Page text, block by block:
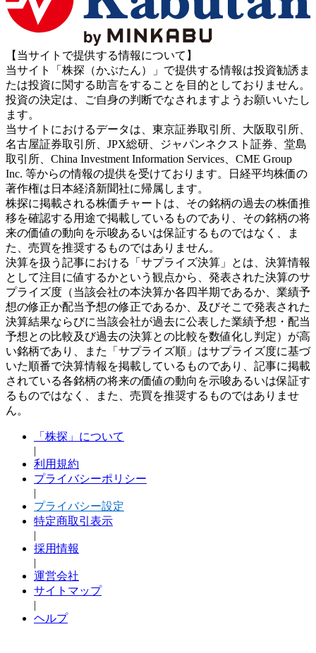
【当サイトで提供する情報について】
当サイト「株探（かぶたん）」で提供する情報は投資勧誘ま
たは投資に関する助言をすることを目的としておりません。
投資の決定は、ご自身の判断でなされますようお願いいたし
ます。
当サイトにおけるデータは、東京証券取引所、大阪取引所、
名古屋証券取引所、JPX総研、ジャパンネクスト証券、堂島
取引所、China Investment Information Services、CME Group
Inc. 等からの情報の提供を受けております。日経平均株価の
著作権は日本経済新聞社に帰属します。
株探に掲載される株価チャートは、その銘柄の過去の株価推
移を確認する用途で掲載しているものであり、その銘柄の将
来の価値の動向を示唆あるいは保証するものではなく、ま
た、売買を推奨するものではありません。
決算を扱う記事における「サプライズ決算」とは、決算情報
として注目に値するかという観点から、発表された決算のサ
プライズ度（当該会社の本決算か各四半期であるか、業績予
想の修正か配当予想の修正であるか、及びそこで発表された
決算結果ならびに当該会社が過去に公表した業績予想・配当
予想との比較及び過去の決算との比較を数値化し判定）が高
い銘柄であり、また「サプライズ順」はサプライズ度に基づ
いた順番で決算情報を掲載しているものであり、記事に掲載
されている各銘柄の将来の価値の動向を示唆あるいは保証す
るものではなく、また、売買を推奨するものではありませ
ん。
「株探」について
|
利用規約
プライバシーポリシー
|
プライバシー設定
特定商取引表示
|
採用情報
|
運営会社
サイトマップ
|
ヘルプ